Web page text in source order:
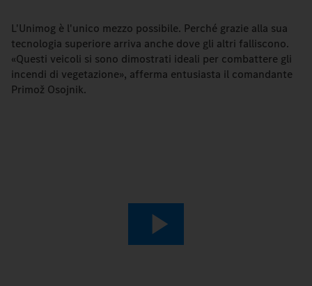
L'Unimog è l'unico mezzo possibile. Perché grazie alla sua
tecnologia superiore arriva anche dove gli altri falliscono.
«Questi veicoli si sono dimostrati ideali per combattere gli
incendi di vegetazione», afferma entusiasta il comandante
Primož Osojnik.
Play